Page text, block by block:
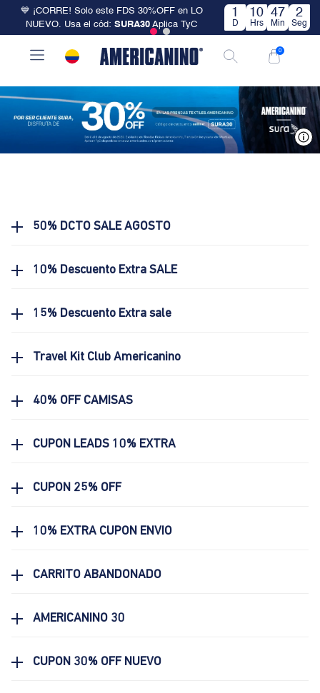
💙 ¡CORRE! Solo este FDS 30%OFF en LO
NUEVO. Usa el cód: SURA30 Aplica TyC
1
D
10
Hrs
47
Min
1
Seg
0
50% DCTO SALE AGOSTO
10% Descuento Extra SALE
15% Descuento Extra sale
Travel Kit Club Americanino
40% OFF CAMISAS
CUPON LEADS 10% EXTRA
CUPON 25% OFF
10% EXTRA CUPON ENVIO
CARRITO ABANDONADO
AMERICANINO 30
CUPON 30% OFF NUEVO